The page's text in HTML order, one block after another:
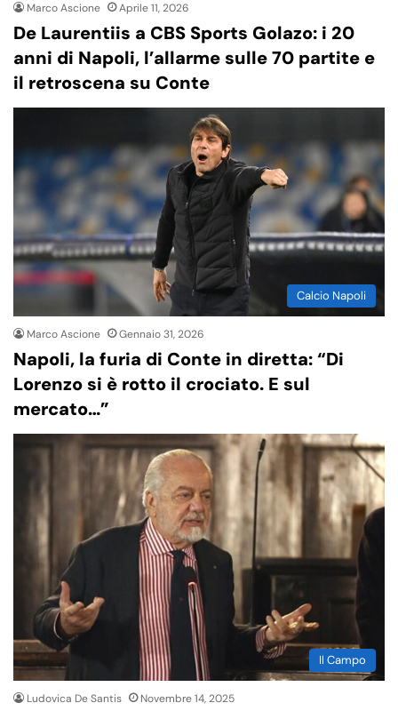
Marco Ascione Aprile 11, 2026
De Laurentiis a CBS Sports Golazo: i 20
anni di Napoli, l’allarme sulle 70 partite e
il retroscena su Conte
Calcio Napoli
Marco Ascione Gennaio 31, 2026
Napoli, la furia di Conte in diretta: “Di
Lorenzo si è rotto il crociato. E sul
mercato…”
Il Campo
Ludovica De Santis Novembre 14, 2025